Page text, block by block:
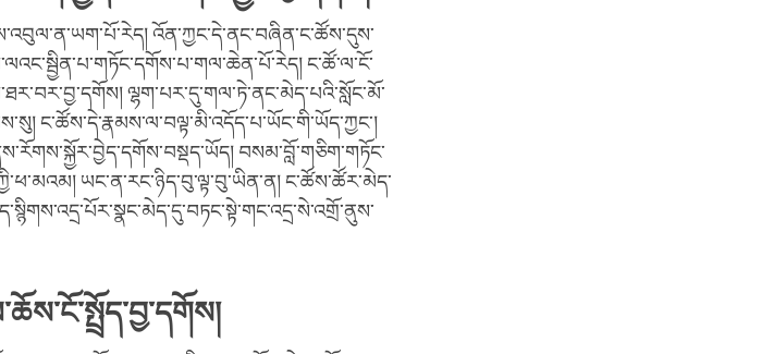
འོན་ཀྱང་དེ་ནང་བཞིན་ང་ཚོས་དུས་
ང་ཚོ་ལ་ངོ་
ལྷག་པར་དུ་གལ་ཏེ་ནང་མེད་པའི་སློང་མོ་
ང་ཚོས་དེ་རྣམས་ལ་བལྟ་མི་འདོད་པ་ཡོང་གི་ཡོད་ཀྱང་།
བསམ་བློ་གཅིག་གཏོང་
ཡང་ན་རང་ཉིད་བུ་ལྟ་བུ་ཡིན་ན། ང་ཚོས་ཚོར་མེད་